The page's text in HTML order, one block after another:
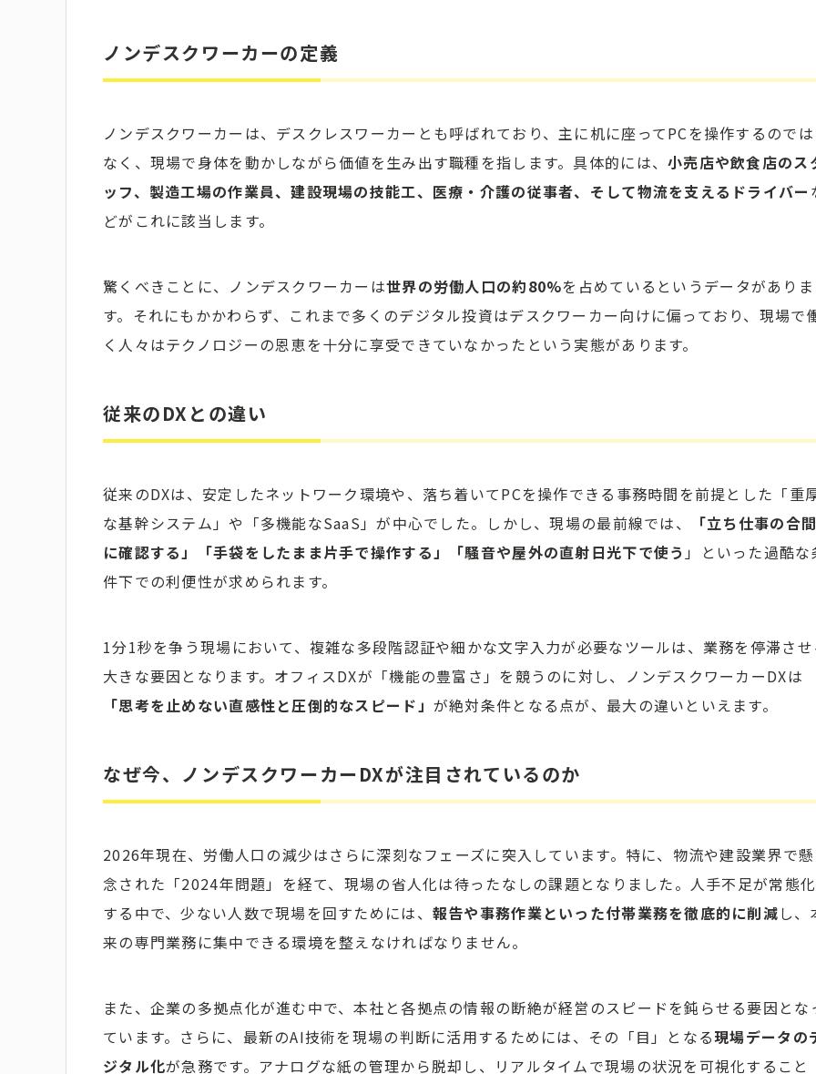
ノンデスクワーカーの定義
ノンデスクワーカーは、デスクレスワーカーとも呼ばれており、主に机に座ってPCを操作するのでは
なく、現場で身体を動かしながら価値を生み出す職種を指します。具体的には、小売店や飲食店のス
ッフ、製造工場の作業員、建設現場の技能工、医療・介護の従事者、そして物流を支えるドライバー
どがこれに該当します。
驚くべきことに、ノンデスクワーカーは世界の労働人口の約80%を占めているというデータがありま
す。それにもかかわらず、これまで多くのデジタル投資はデスクワーカー向けに偏っており、現場で
く人々はテクノロジーの恩恵を十分に享受できていなかったという実態があります。
従来のDXとの違い
従来のDXは、安定したネットワーク環境や、落ち着いてPCを操作できる事務時間を前提とした「重
な基幹システム」や「多機能なSaaS」が中心でした。しかし、現場の最前線では、
「立ち仕事の合
に確認する」「手袋をしたまま片手で操作する」「騒音や屋外の直射日光下で使う 」といった過酷な
件下での利便性が求められます。
1分1秒を争う現場において、複雑な多段階認証や細かな文字入力が必要なツールは、業務を停滞さ
大きな要因となります。オフィスDXが「機能の豊富さ」を競うのに対し、ノンデスクワーカーDXは
「思考を止めない直感性と圧倒的なスピード」 が絶対条件となる点が、最大の違いといえます。
なぜ今、ノンデスクワーカーDXが注目されているのか
2026年現在、労働人口の減少はさらに深刻なフェーズに突入しています。特に、物流や建設業界で懸
念された「2024年問題」を経て、現場の省人化は待ったなしの課題となりました。人手不足が常態化
する中で、少ない人数で現場を回すためには、 報告や事務作業といった付帯業務を徹底的に削減し、
来の専門業務に集中できる環境を整えなければなりません。
また、企業の多拠点化が進む中で、本社と各拠点の情報の断絶が経営のスピードを鈍らせる要因とな
ています。さらに、最新のAI技術を現場の判断に活用するためには、その「目」となる現場データの
ジタル化が急務です。アナログな紙の管理から脱却し、リアルタイムで現場の状況を可視化すること